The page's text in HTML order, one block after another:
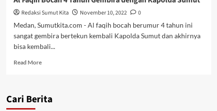
Redaksi Sumut Kita November 10, 2022
0
Medan, Sumutkita.com - Al faqih bocah berumur 4 tahun ini
sangat gembira bertekun kembali Kapolda Sumut dan akhirnya
bisa kembali...
Read MoreRead
Faqih
Cari Berita